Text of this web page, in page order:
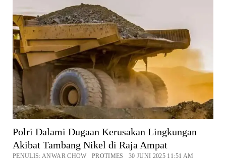
Polri Dalami Dugaan Kerusakan Lingkungan
Akibat Tambang Nikel di Raja Ampat
PENULIS: ANWAR CHOW PROTIMES 30 JUNI 2025 11:51 AM